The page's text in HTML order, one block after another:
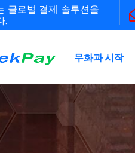
글로벌 결제 솔루션을
.
무화과 시작